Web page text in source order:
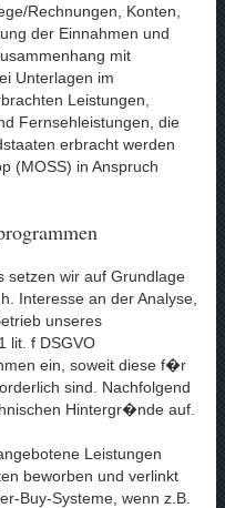
Rechnungen, Konten,
der Einnahmen und
mit
Unterlagen im
Leistungen,
Fernsehleistungen, die
erbracht werden
(MOSS) in Anspruch
setzen wir auf Grundlage
Interesse an der Analyse,
unseres
lit. f DSGVO
ein, soweit diese f�r
sind. Nachfolgend
Hintergr�nde auf.
Leistungen
beworben und verlinkt
Buy-Systeme, wenn z.B.